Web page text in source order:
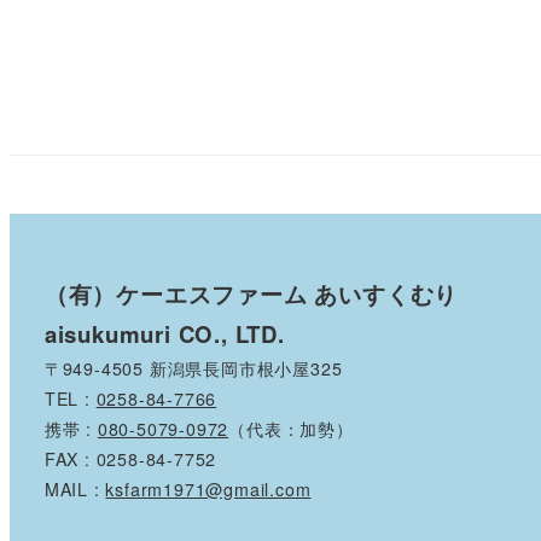
（有）ケーエスファーム あいすくむり
aisukumuri CO., LTD.
〒949-4505 新潟県長岡市根小屋325
TEL : 0258-84-7766
携帯 : 080-5079-0972 （代表：加勢）
FAX : 0258-84-7752
MAIL :ksfarm1971@gmail.com